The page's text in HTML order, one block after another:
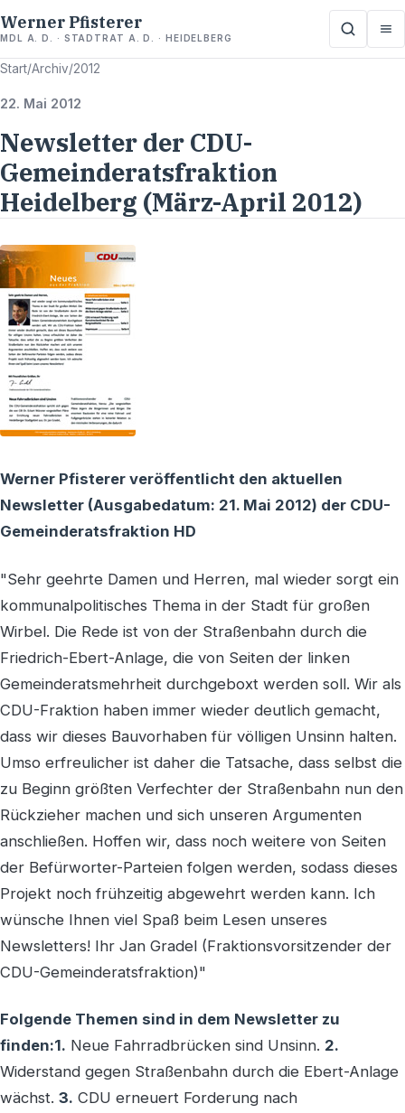
Werner Pfisterer
MDL A. D. · STADTRAT A. D. · HEIDELBERG
Start/Archiv/2012
22. Mai 2012
Newsletter der CDU-
Gemeinderatsfraktion
Heidelberg (März-April 2012)
Werner Pfisterer veröffentlicht den aktuellen
Newsletter (Ausgabedatum: 21. Mai 2012) der CDU-
Gemeinderatsfraktion HD
"Sehr geehrte Damen und Herren, mal wieder sorgt ein
kommunalpolitisches Thema in der Stadt für großen
Wirbel. Die Rede ist von der Straßenbahn durch die
Friedrich-Ebert-Anlage, die von Seiten der linken
Gemeinderatsmehrheit durchgeboxt werden soll. Wir als
CDU-Fraktion haben immer wieder deutlich gemacht,
dass wir dieses Bauvorhaben für völligen Unsinn halten.
Umso erfreulicher ist daher die Tatsache, dass selbst die
zu Beginn größten Verfechter der Straßenbahn nun den
Rückzieher machen und sich unseren Argumenten
anschließen. Hoffen wir, dass noch weitere von Seiten
der Befürworter-Parteien folgen werden, sodass dieses
Projekt noch frühzeitig abgewehrt werden kann. Ich
wünsche Ihnen viel Spaß beim Lesen unseres
Newsletters! Ihr Jan Gradel (Fraktionsvorsitzender der
CDU-Gemeinderatsfraktion)"
Folgende Themen sind in dem Newsletter zu
finden:1. Neue Fahrradbrücken sind Unsinn. 2.
Widerstand gegen Straßenbahn durch die Ebert-Anlage
wächst. 3. CDU erneuert Forderung nach